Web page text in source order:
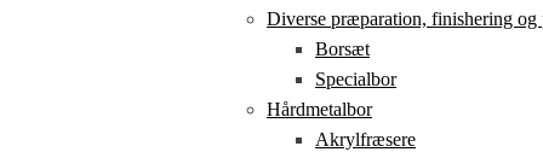
Diverse præparation, finishering og
Borsæt
Specialbor
Hårdmetalbor
Akrylfræsere